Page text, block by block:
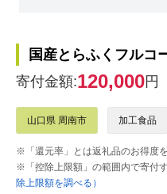
国産とらふくフルコ
寄付金額:120,000円
山口県 周南市 加工食品
※「還元率」とは返礼品のお得度
※「控除上限額」の範囲内で寄付
除上限額を調べる）